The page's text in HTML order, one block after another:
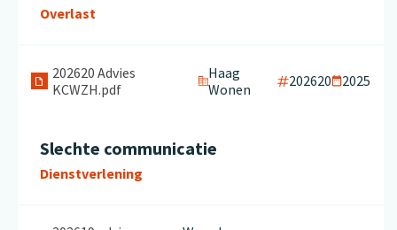
Overlast
202620 Advies
KCWZH.pdf
Haag
Wonen
202620 2025
Slechte communicatie
Dienstverlening